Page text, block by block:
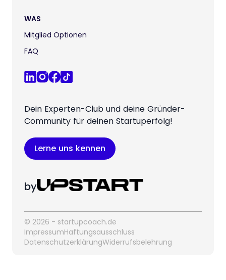
WAS
Mitglied Optionen
FAQ
Dein Experten-Club und deine Gründer-
Community für deinen Startuperfolg!
Lerne uns kennen
by
© 2026 - startupcoach.de
ImpressumHaftungsausschluss
DatenschutzerklärungWiderrufsbelehrung